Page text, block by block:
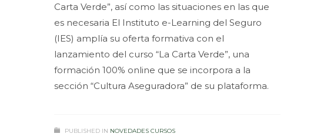
Carta Verde”, así como las situaciones en las que
es necesaria El Instituto e-Learning del Seguro
(IES) amplía su oferta formativa con el
lanzamiento del curso “La Carta Verde”, una
formación 100% online que se incorpora a la
sección “Cultura Aseguradora” de su plataforma.
PUBLISHED IN NOVEDADES CURSOS